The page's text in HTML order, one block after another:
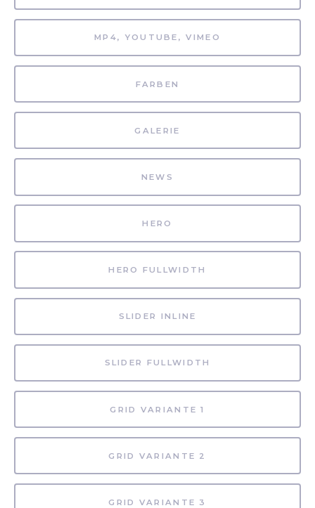
MP4, YOUTUBE, VIMEO
FARBEN
GALERIE
NEWS
HERO
HERO FULLWIDTH
SLIDER INLINE
SLIDER FULLWIDTH
GRID VARIANTE 1
GRID VARIANTE 2
GRID VARIANTE 3